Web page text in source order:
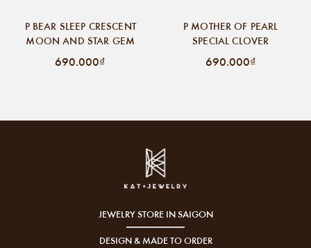
P BEAR SLEEP CRESCENT
MOON AND STAR GEM
690.000₫
P MOTHER OF PEARL
SPECIAL CLOVER
690.000₫
JEWELRY STORE IN SAIGON
DESIGN & MADE TO ORDER